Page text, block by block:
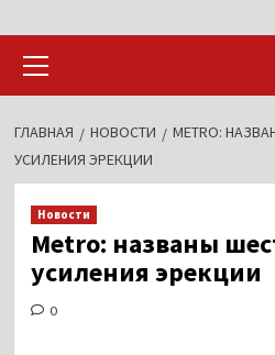
меню
ГЛАВНАЯ НОВОСТИ
METRO:
УСИЛЕНИЯ ЭРЕКЦИИ
Новости
Metro: названы
усиления эрекции
0